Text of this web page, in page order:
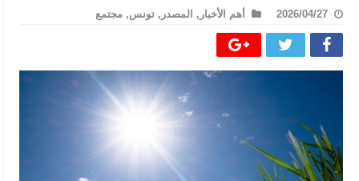
2026/04/27 أهم الأخبار , المصدر , تونس, مجتمع